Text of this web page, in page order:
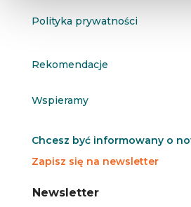
Polityka prywatności
Rekomendacje
Wspieramy
Chcesz być informowany o
Zapisz się na newsletter
N
N
Newsletter